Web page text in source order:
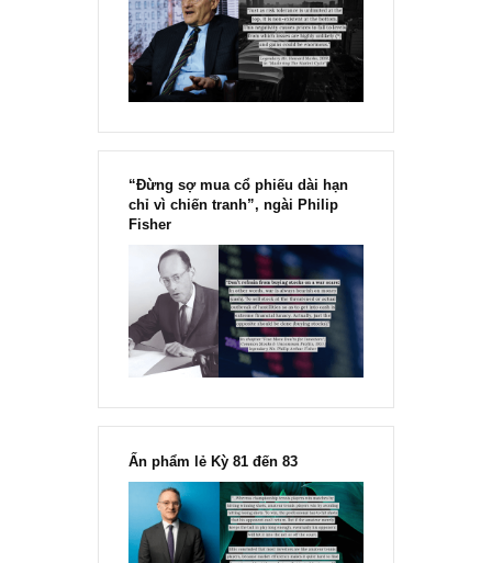
Chu kỳ trong thái độ của đám
đông đối với rủi ro, Ngài Howard
Marks
“Đừng sợ mua cổ phiếu dài hạn
chỉ vì chiến tranh”, ngài Philip
Fisher